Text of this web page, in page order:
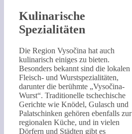
Kulinarische
Spezialitäten
Die Region Vysočina hat auch
kulinarisch einiges zu bieten.
Besonders bekannt sind die lokalen
Fleisch- und Wurstspezialitäten,
darunter die berühmte „Vysočina-
Wurst“. Traditionelle tschechische
Gerichte wie Knödel, Gulasch und
Palatschinken gehören ebenfalls zur
regionalen Küche, und in vielen
Dörfern und Städten gibt es